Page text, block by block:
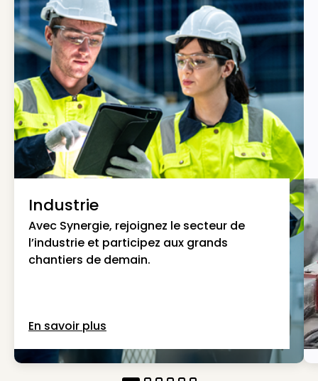
Industrie
Avec Synergie, rejoignez le secteur de
l’industrie et participez aux grands
chantiers de demain.
En savoir plus